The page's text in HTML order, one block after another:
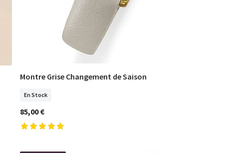
COMMANDER
Montre Grise Changement de Saison
En Stock
85,00 €